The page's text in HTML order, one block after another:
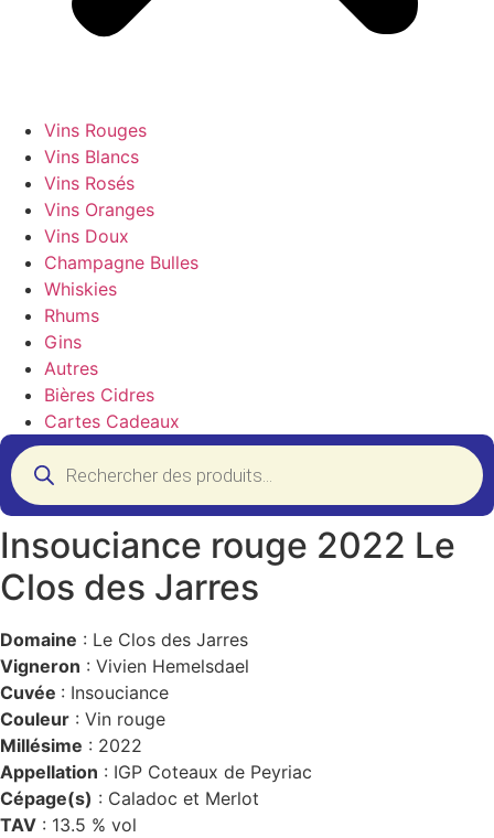
Vins Rouges
Vins Blancs
Vins Rosés
Vins Oranges
Vins Doux
Champagne Bulles
Whiskies
Rhums
Gins
Autres
Bières Cidres
Cartes Cadeaux
Recherche
de
produits
Insouciance rouge 2022 Le
Clos des Jarres
Domaine : Le Clos des Jarres
Vigneron : Vivien Hemelsdael
Cuvée : Insouciance
Couleur : Vin rouge
Millésime : 2022
Appellation : IGP Coteaux de Peyriac
Cépage(s) : Caladoc et Merlot
TAV : 13.5 % vol